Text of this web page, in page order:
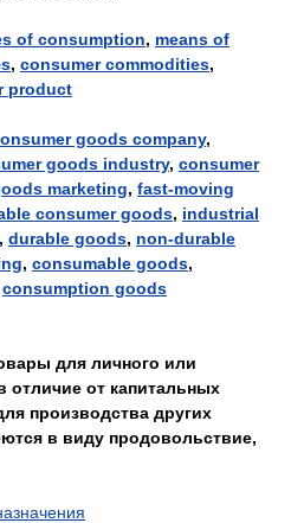
of consumption, means of
, consumer commodities,
product
goods company,
goods industry, consumer
marketing, fast-moving
consumer goods, industrial
, durable goods, non-durable
, consumable goods,
consumption goods
для личного или
отличие от капитальных
производства других
в виду продовольствие,